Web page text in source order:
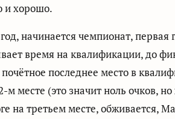
и хорошо.
начинается чемпионат, первая
время на квалификации, до
почётное последнее место в
м месте (это значит ноль очков,
на третьем месте, обживается,